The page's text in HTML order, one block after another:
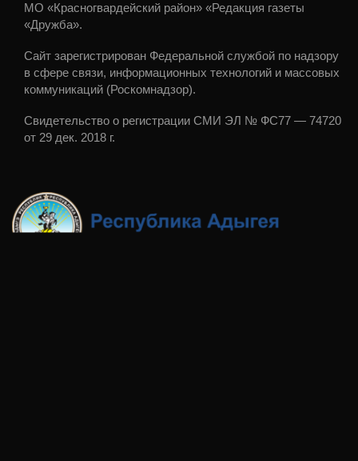
МО «Красногвардейский район» «Редакция газеты
«Дружба».
Сайт зарегистрирован Федеральной службой по надзору
в сфере связи, информационных технологий и массовых
коммуникаций (Роскомнадзор).
Свидетельство о регистрации СМИ ЭЛ № ФС77 — 74720
от 29 дек. 2018 г.